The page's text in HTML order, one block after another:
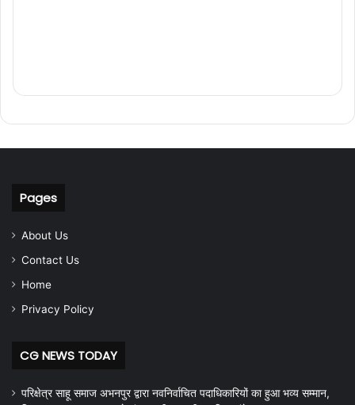
Pages
About Us
Contact Us
Home
Privacy Policy
CG NEWS TODAY
परिक्षेत्र साहू समाज अभनपुर द्वारा नवनिर्वाचित पदाधिकारियों का हुआ भव्य सम्मान,